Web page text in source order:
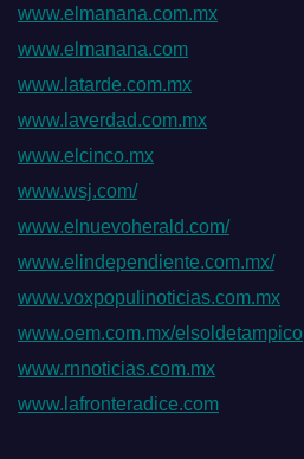
www.elmanana.com.mx
www.elmanana.com
www.latarde.com.mx
www.laverdad.com.mx
www.elcinco.mx
www.wsj.com/
www.elnuevoherald.com/
www.elindependiente.com.mx/
www.voxpopulinoticias.com.mx
www.oem.com.mx/elsoldetampico
www.rnnoticias.com.mx
www.lafronteradice.com